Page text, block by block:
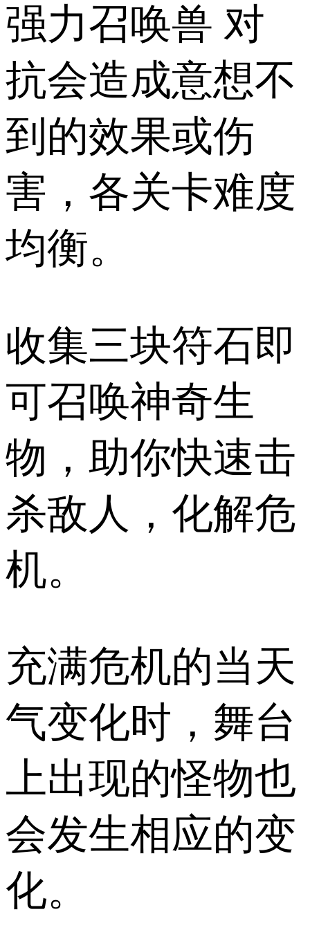
强力召唤兽 对
抗会造成意想不
到的效果或伤
害，各关卡难度
均衡。
收集三块符石即
可召唤神奇生
物，助你快速击
杀敌人，化解危
机。
充满危机的当天
气变化时，舞台
上出现的怪物也
会发生相应的变
化。